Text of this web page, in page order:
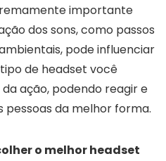
importante
dos sons, como passos
pode influenciar
de headset você
ação, podendo reagir e
da melhor forma.
o melhor headset